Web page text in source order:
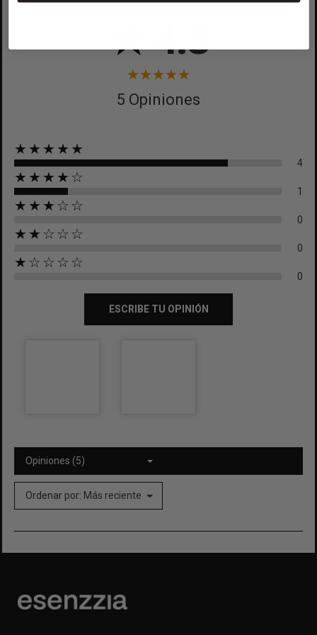
CANCELAR
★4.8
5 Opiniones
★★★★★
4
★★★★☆
1
★★★☆☆
0
★★☆☆☆
0
★☆☆☆☆
0
ESCRIBE TU OPINIÓN
Opiniones (5)
Ordenar por: Más reciente